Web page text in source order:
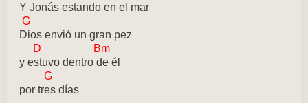
Y Jonás estando en el mar
G
Dios envió un gran pez
D Bm
y estuvo dentro de él
G
por tres días